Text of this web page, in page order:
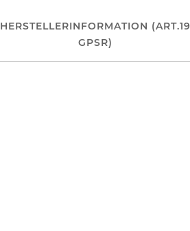
HERSTELLERINFORMATION (ART.19
GPSR)